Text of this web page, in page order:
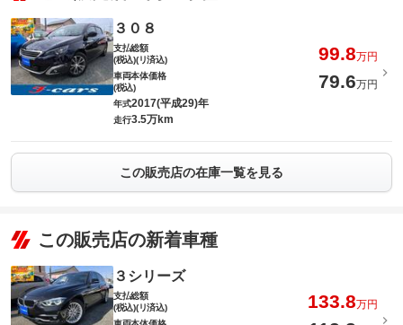
３０８
支払総額
(税込)(リ済込)
99.8万円
車両本体価格
(税込)
79.6万円
年式2017(平成29)年
走行3.5万km
この販売店の在庫一覧を見る
この販売店の新着車種
３シリーズ
支払総額
(税込)(リ済込)
133.8万円